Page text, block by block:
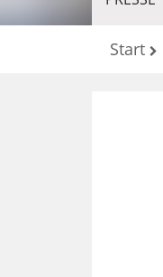
Start